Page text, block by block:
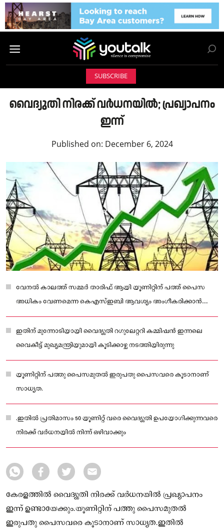
SUBSCRIBE
വൈദ്യുതി നിരക്ക് വർധനയിൽ; പ്രഖ്യാപനം
ഇന്ന്
Published on: December 6, 2024
വേനൽ കാലത്ത് സമ്മർ താരിഫ് ആയി യൂണിറ്റിന് പത്ത് പൈസ
അധികം വേണമെന്ന കെഎസ്ഇബി ആവശ്യം അംഗീകരിക്കാൻ
ഇടയില്ല
ഇതിന് മുന്നോടിയായി വൈദ്യുതി റഗുലേറ്ററി കമ്മിഷൻ ഇന്നലെ
വൈകീട്ട് മുഖ്യമന്ത്രിയുമായി കൂടിക്കാഴ്ച നടത്തിയിരുന്നു
യൂണിറ്റിന് പത്തു പൈസമുതൽ ഇരുപതു പൈസവരെ കൂടാനാണ്
സാധ്യത.
.ഇതിൽ പ്രതിമാസം 50 യൂണിറ്റ് വരെ വൈദ്യുതി ഉപയോഗിക്കുന്നവരെ
നിരക്ക് വർധനയിൽ നിന്ന് ഒഴിവാക്കും
കേരളത്തിൽ വൈദ്യുതി നിരക്ക് വർധനയിൽ പ്രഖ്യാപനം
ഇന്ന് ഉണ്ടായേക്കും.യൂണിറ്റിന് പത്തു പൈസമുതൽ
ഇരുപതു പൈസവരെ കൂടാനാണ് സാധ്യത.ഇതിൽ